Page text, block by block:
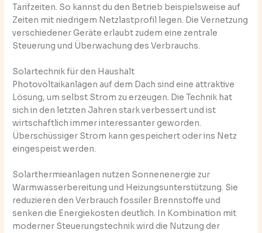
Tarifzeiten. So kannst du den Betrieb beispielsweise auf
Zeiten mit niedrigem Netzlastprofil legen. Die Vernetzung
verschiedener Geräte erlaubt zudem eine zentrale
Steuerung und Überwachung des Verbrauchs.
Solartechnik für den Haushalt
Photovoltaikanlagen auf dem Dach sind eine attraktive
Lösung, um selbst Strom zu erzeugen. Die Technik hat
sich in den letzten Jahren stark verbessert und ist
wirtschaftlich immer interessanter geworden.
Überschüssiger Strom kann gespeichert oder ins Netz
eingespeist werden.
Solarthermieanlagen nutzen Sonnenenergie zur
Warmwasserbereitung und Heizungsunterstützung. Sie
reduzieren den Verbrauch fossiler Brennstoffe und
senken die Energiekosten deutlich. In Kombination mit
moderner Steuerungstechnik wird die Nutzung der